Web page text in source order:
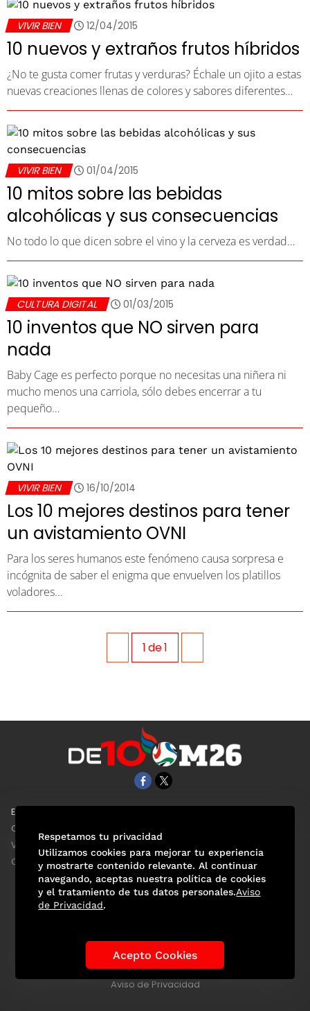
VIVIR BIEN 12/04/2015
10 nuevos y extraños frutos híbridos
¿No te gusta comer frutas y verduras? Échale un ojito a estas
nuevas creaciones llenas de colores y sabores diferentes…
VIVIR BIEN 01/04/2015
10 mitos sobre las bebidas
alcohólicas y sus consecuencias
No todo lo que dicen sobre el vino y la cerveza es verdad…
CULTURA DIGITAL 01/03/2015
10 inventos que NO sirven para
nada
Baby Cage es perfecto porque no necesitas una niñera ni
mucho menos una carriola, sólo debes encerrar a tu
pequeño…
VIVIR BIEN 16/10/2014
Los 10 mejores destinos para tener
un avistamiento OVNI
Para los seres humanos este fenómeno causa sorpresa e
incógnita de saber el enigma que envuelven los platillos
voladores...
1de1
EL UNIVERSAL
Clase
ViveUSA
Confabulario
Historia de los Mundiales Lo viral Anécdotas Mundialistas
Las Figuras Tendencias Directorio
Aviso de Privacidad
Respetamos tu privacidad
Utilizamos cookies para mejorar tu experiencia
y mostrarte contenido relevante. Al continuar
navegando, aceptas nuestra política de cookies
y el tratamiento de tus datos personales.Aviso
de Privacidad.
Acepto Cookies